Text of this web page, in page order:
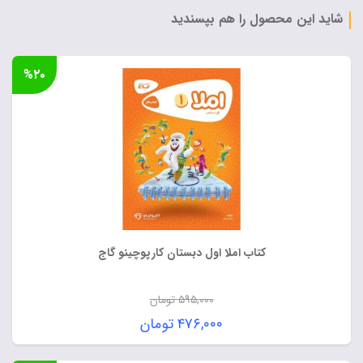
بود.
۷۰,۰۰۰ تومان.شاید این محصول را هم بپسندید
کتاب املا اول دبستان کارپوچینو گاج
۵۹۵,۰۰۰تومان
قیمت
اصلی:
۴۷۶,۰۰۰تومان
قیمت
%۲۰